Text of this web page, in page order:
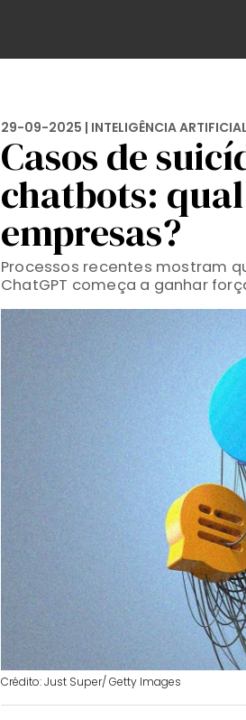
29-09-2025 | INTELIGÊNCIA ARTIFICIAL
Casos de
chatbots:
empresas?
Processos recentes mostram
ChatGPT começa a ganhar
Crédito: Just Super/ Getty Images